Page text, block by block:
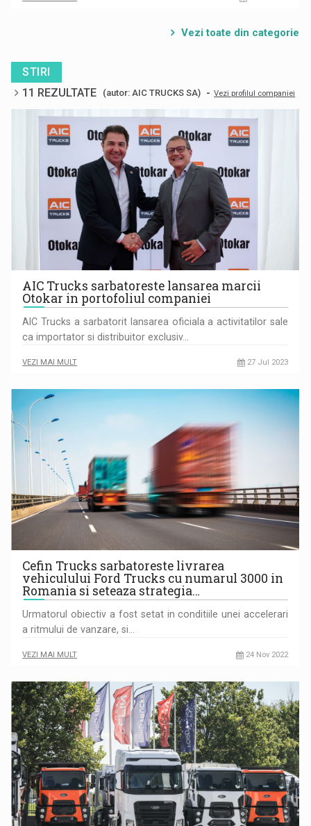
Vezi toate din categorie
STIRI
11 REZULTATE
(autor: AIC TRUCKS SA) - Vezi profilul companiei
AIC Trucks sarbatoreste lansarea marcii
Otokar in portofoliul companiei
AIC Trucks a sarbatorit lansarea oficiala a activitatilor sale
ca importator si distribuitor exclusiv…
VEZI MAI MULT 27 Jul 2023
Cefin Trucks sarbatoreste livrarea
vehiculului Ford Trucks cu numarul 3000 in
Romania si seteaza strategia…
Urmatorul obiectiv a fost setat in conditiile unei accelerari
a ritmului de vanzare, si…
VEZI MAI MULT 24 Nov 2022